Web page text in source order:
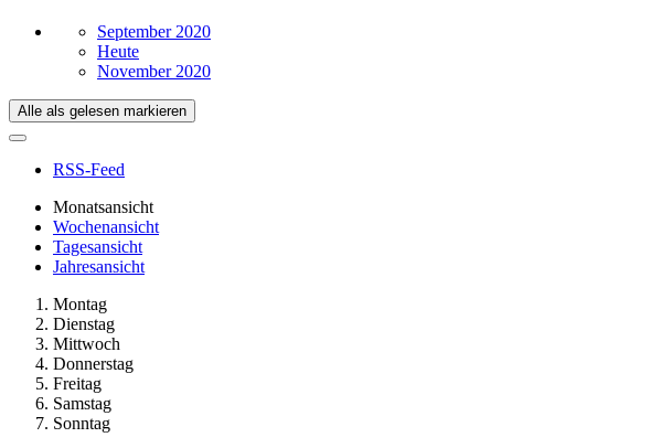
September 2020
Heute
November 2020
Alle als gelesen markieren
RSS-Feed
Monatsansicht
Wochenansicht
Tagesansicht
Jahresansicht
Montag
Dienstag
Mittwoch
Donnerstag
Freitag
Samstag
Sonntag